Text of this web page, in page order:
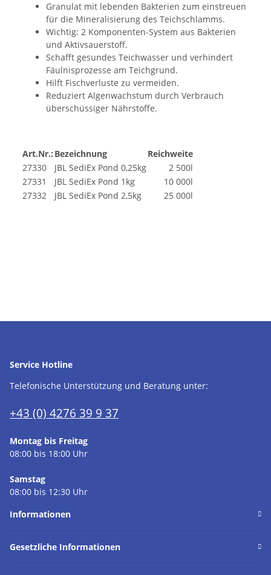
Granulat mit lebenden Bakterien zum einstreuen
für die Mineralisierung des Teichschlamms.
Wichtig: 2 Komponenten-System aus Bakterien
und Aktivsauerstoff.
Schafft gesundes Teichwasser und verhindert
Fäulnisprozesse am Teichgrund.
Hilft Fischverluste zu vermeiden.
Reduziert Algenwachstum durch Verbrauch
überschüssiger Nährstoffe.
Art.Nr.: Bezeichnung
Reichweite
27330
JBL SediEx Pond 0,25kg
2 500l
27331
JBL SediEx Pond 1kg
10 000l
27332
JBL SediEx Pond 2,5kg 25 000l
Service Hotline
Telefonische Unterstützung und Beratung unter:
+43 (0) 4276 39 9 37
Montag bis Freitag
08:00 bis 18:00 Uhr
Samstag
08:00 bis 12:30 Uhr
Informationen
Gesetzliche Informationen